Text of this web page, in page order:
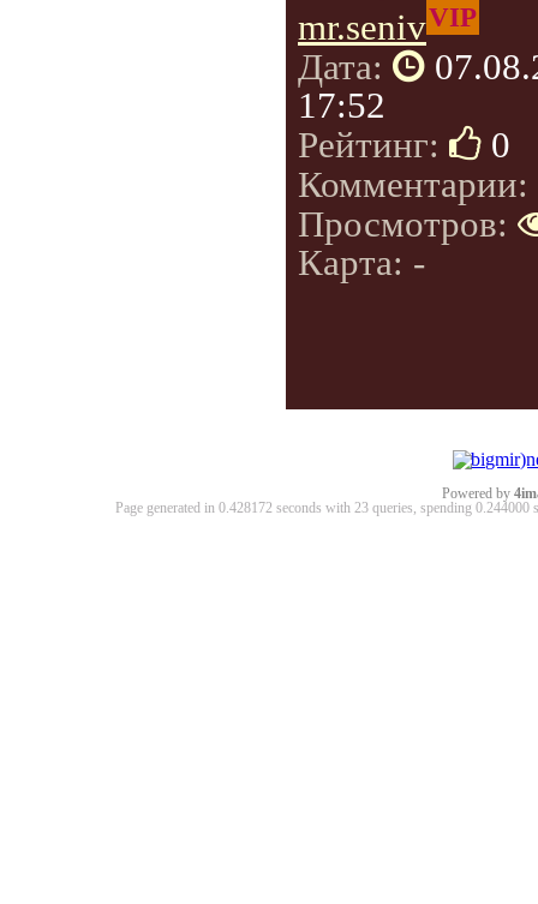
mr.senivVIP
Дата:
17:52
Рейтинг:
0
Комментарии:
Просмотров:
Карта: -
Powered by
Page generated in 0.428172 seconds with 23 queries, spending